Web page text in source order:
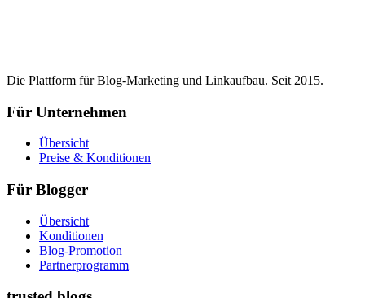
Die Plattform für Blog-Marketing und Linkaufbau. Seit 2015.
Für Unternehmen
Übersicht
Preise & Konditionen
Für Blogger
Übersicht
Konditionen
Blog-Promotion
Partnerprogramm